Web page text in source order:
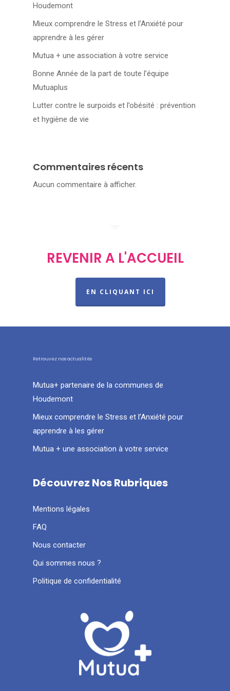
Houdemont
Mieux comprendre le Stress et l’Anxiété pour
apprendre à les gérer
Mutua + une association à votre service
Bonne Année de la part de toute l’équipe
Mutuaplus
Lutter contre le surpoids et l’obésité : prévention
et hygiène de vie
Commentaires récents
Aucun commentaire à afficher.
REVENIR A L'ACCUEIL
EN CLIQUANT ICI
Retrouvez nos actualités
Mutua+ partenaire de la communes de
Houdemont
Mieux comprendre le Stress et l’Anxiété pour
apprendre à les gérer
Mutua + une association à votre service
Découvrez Nos Rubriques
Mentions légales
FAQ
Nous contacter
Qui sommes nous ?
Politique de confidentialité